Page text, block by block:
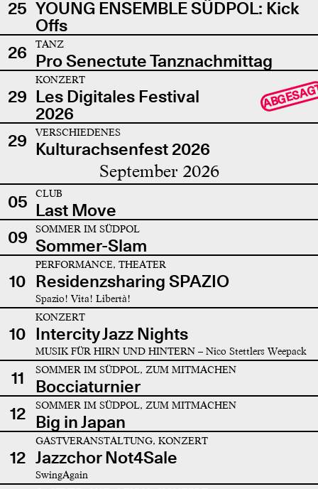
25 YOUNG ENSEMBLE SÜDPOL: Kick
Offs
26
TANZ
Pro Senectute Tanznachmittag
29
KONZERT
Les Digitales Festival
2026
29 VERSCHIEDENES
Kulturachsenfest 2026
September 2026
05 CLUB
Last Move
09
SOMMER IM SÜDPOL
Sommer-Slam
10
PERFORMANCE, THEATER
Residenzsharing SPAZIO
Spazio! Vita! Libertà!
10
KONZERT
Intercity Jazz Nights
MUSIK FÜR HIRN UND HINTERN – Nico Stettlers Weepack
11 SOMMER IM SÜDPOL, ZUM MITMACHEN
Bocciaturnier
12
SOMMER IM SÜDPOL, ZUM MITMACHEN
Big in Japan
12
GASTVERANSTALTUNG, KONZERT
Jazzchor Not4Sale
SwingAgain